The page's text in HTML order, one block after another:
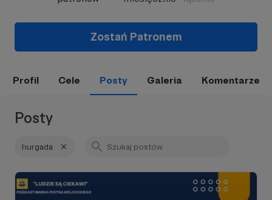
Zostań Patronem
Profil Cele Posty Galeria Komentarze
Posty
hurgada